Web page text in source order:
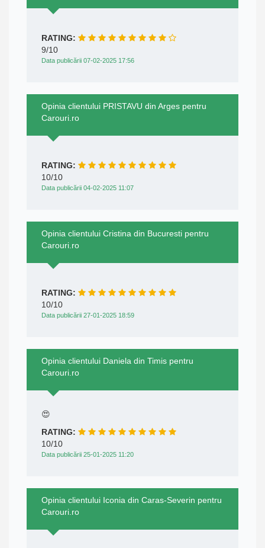
RATING:
9/10
Data publicării 07-02-2025 17:56
Opinia clientului PRISTAVU din Arges pentru
Carouri.ro
RATING:
10/10
Data publicării 04-02-2025 11:07
Opinia clientului Cristina din Bucuresti pentru
Carouri.ro
RATING:
10/10
Data publicării 27-01-2025 18:59
Opinia clientului Daniela din Timis pentru
Carouri.ro
😍
RATING:
10/10
Data publicării 25-01-2025 11:20
Opinia clientului Iconia din Caras-Severin pentru
Carouri.ro